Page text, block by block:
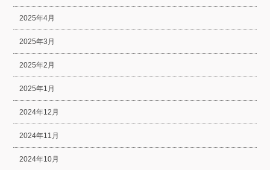
2025年4月
2025年3月
2025年2月
2025年1月
2024年12月
2024年11月
2024年10月